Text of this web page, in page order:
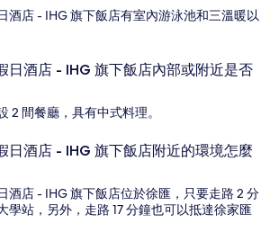
酒店 - IHG 旗下飯店有室內游泳池和三溫暖以
日酒店 - IHG 旗下飯店內部或附近是否
2 間餐廳，具有中式料理。
日酒店 - IHG 旗下飯店附近的環境怎麼
酒店 - IHG 旗下飯店位於徐匯，只要走路 2 分
學站，另外，走路 17 分鐘也可以抵達徐家匯